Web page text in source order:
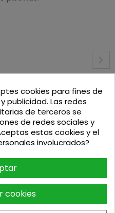
cookies para fines de
publicidad. Las redes
de terceros se
de redes sociales y
estas cookies y el
involucrados?
cookies